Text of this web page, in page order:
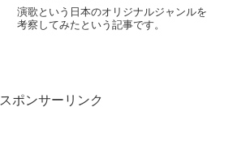
演歌という日本のオリジナルジャンルを
考察してみたという記事です。
スポンサーリンク